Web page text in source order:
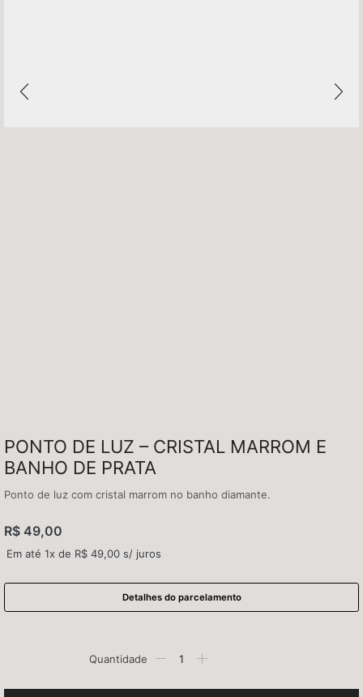
PONTO DE LUZ – CRISTAL MARROM E
BANHO DE PRATA
Ponto de luz com cristal marrom no banho diamante.
R$ 49,00
Em até 1x de R$ 49,00 s/ juros
Detalhes do parcelamento